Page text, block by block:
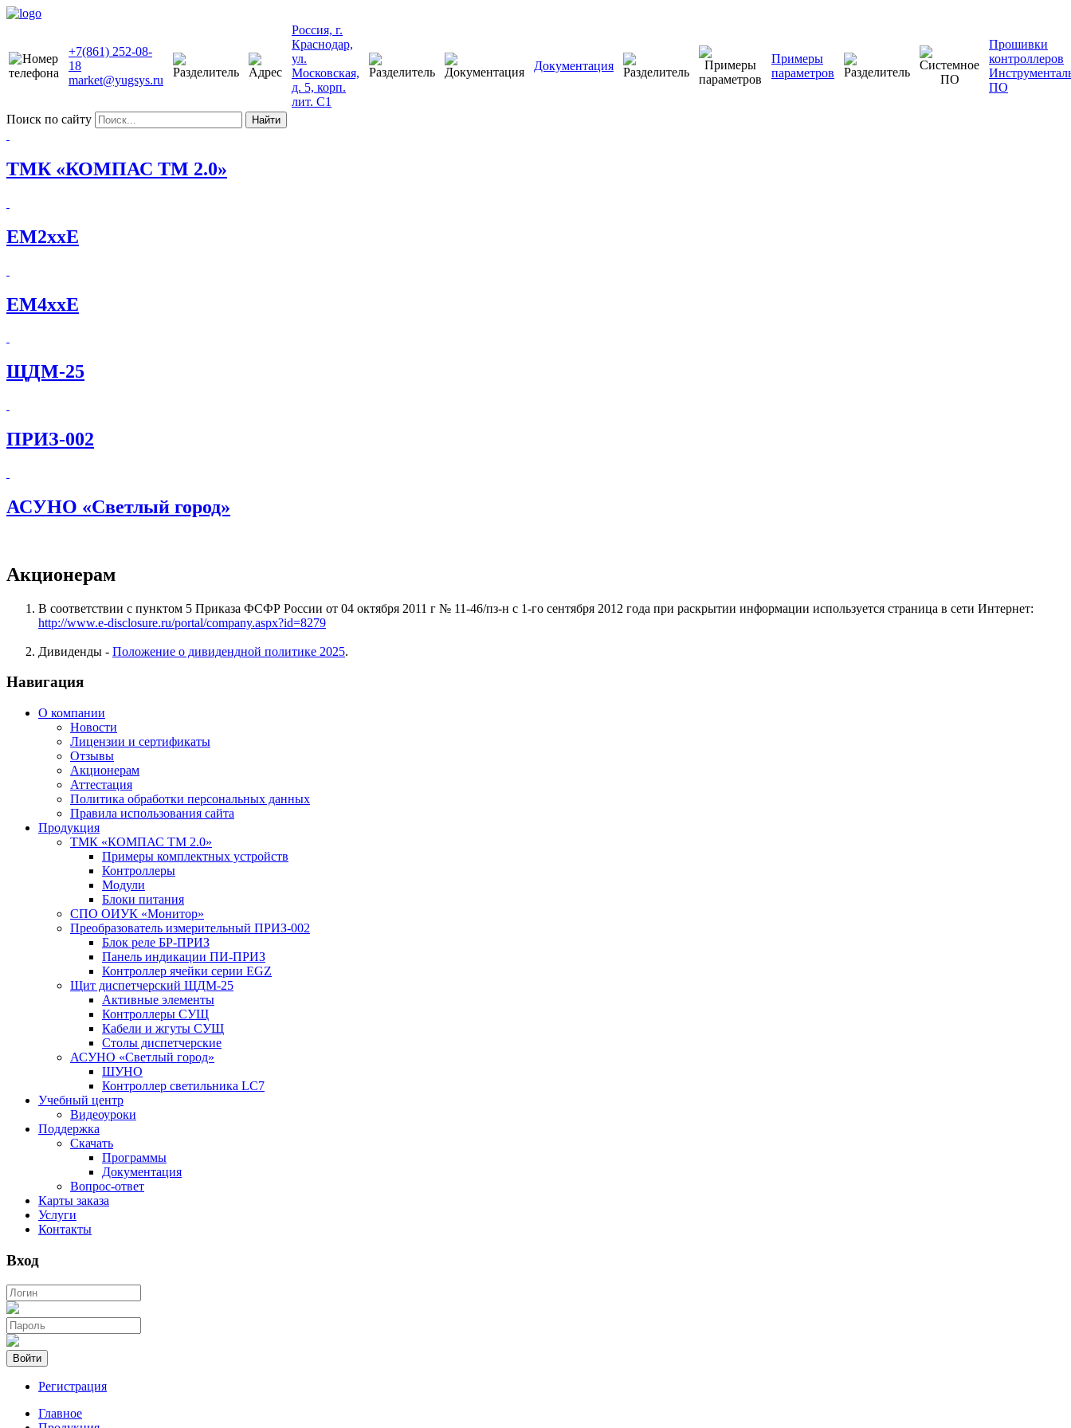
+7(861) 252-08-
18
market@yugsys.ru
Россия, г.
Краснодар,
ул.
Московская,
д. 5, корп.
лит. С1
Документация
Примеры
параметров
Прошивки
контроллеров
ПО
Поиск по сайту Найти
ТМК «КОМПАС ТМ 2.0»
EM2xxE
EM4xxE
ЩДМ-25
ПРИЗ-002
АСУНО «Светлый город»
Акционерам
В соответствии с пунктом 5 Приказа ФСФР России от 04 октября 2011 г № 11-46/пз-н с 1-го сентября 2012 года при раскрытии информации используется страница в сети Интернет:
http://www.e-disclosure.ru/portal/company.aspx?id=8279
Дивиденды - Положение о дивидендной политике 2025.
Навигация
О компании
Новости
Лицензии и сертификаты
Отзывы
Акционерам
Аттестация
Политика обработки персональных данных
Правила использования сайта
Продукция
ТМК «КОМПАС ТМ 2.0»
Примеры комплектных устройств
Контроллеры
Модули
Блоки питания
СПО ОИУК «Монитор»
Преобразователь измерительный ПРИЗ-002
Блок реле БР-ПРИЗ
Панель индикации ПИ-ПРИЗ
Контроллер ячейки серии EGZ
Щит диспетчерский ЩДМ-25
Активные элементы
Контроллеры СУЩ
Кабели и жгуты СУЩ
Столы диспетчерские
АСУНО «Светлый город»
ШУНО
Контроллер светильника LC7
Учебный центр
Видеоуроки
Поддержка
Скачать
Программы
Документация
Вопрос-ответ
Карты заказа
Услуги
Контакты
Вход
Войти
Регистрация
Главное